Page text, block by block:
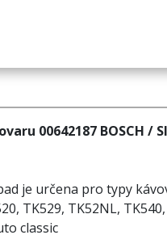
00642187 BOSCH /
je určena pro typy
TK529, TK52NL,
classic